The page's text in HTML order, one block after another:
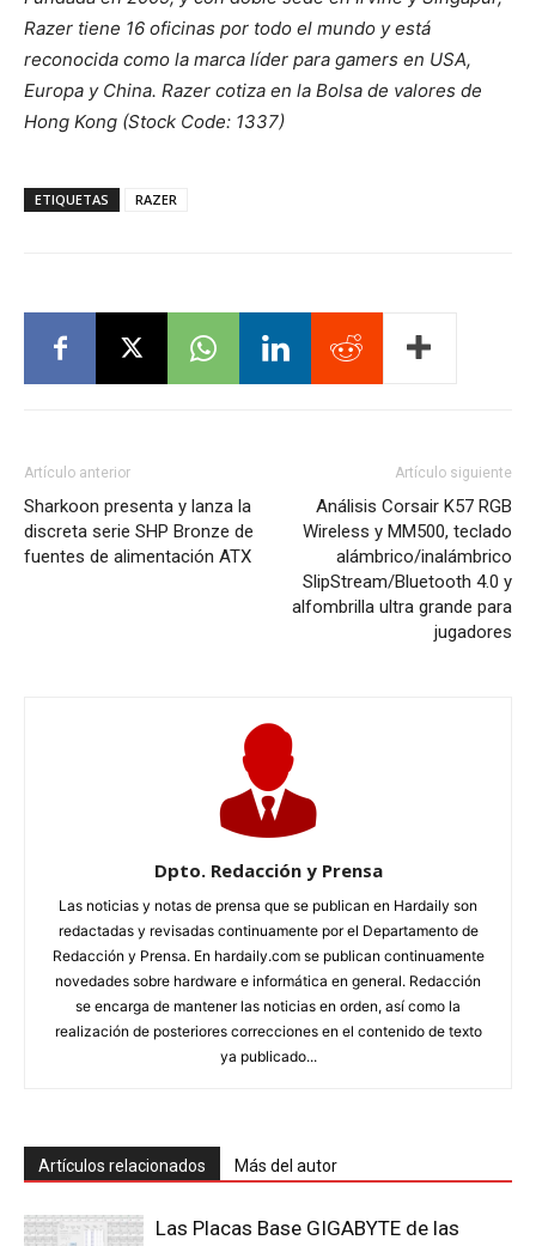
Razer tiene 16 oficinas por todo el mundo y está
reconocida como la marca líder para gamers en USA,
Europa y China. Razer cotiza en la Bolsa de valores de
Hong Kong (Stock Code: 1337)
ETIQUETAS RAZER
Artículo anterior
Sharkoon presenta y lanza la
discreta serie SHP Bronze de
fuentes de alimentación ATX
Artículo siguiente
Análisis Corsair K57 RGB
Wireless y MM500, teclado
alámbrico/inalámbrico
SlipStream/Bluetooth 4.0 y
alfombrilla ultra grande para
jugadores
Dpto. Redacción y Prensa
Las noticias y notas de prensa que se publican en Hardaily son
redactadas y revisadas continuamente por el Departamento de
Redacción y Prensa. En hardaily.com se publican continuamente
novedades sobre hardware e informática en general. Redacción
se encarga de mantener las noticias en orden, así como la
realización de posteriores correcciones en el contenido de texto
ya publicado...
Artículos relacionados Más del autor
Las Placas Base GIGABYTE de las